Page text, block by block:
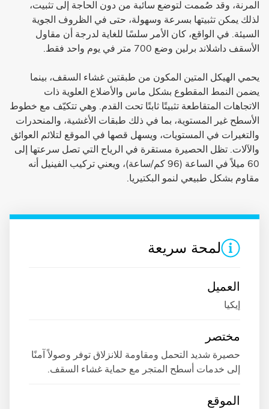
المرنة، وقد صُممت لتوضع سائبة من دون الحاجة إلى تثبيت،
لذلك يمكن تثبيتها بسرعة وسهولة، حتى في الظروف الجوية
السيئة. في الواقع، كان الأمر سلسًا للغاية لدرجة أن مقاول
الأسقف داشلاند برلين وضع 700 متر في يوم واحد فقط.
يحمي الهيكل المتين المكون من طبقتين غشاء السقف، بينما
يضمن النمط المقطوع بشكل ماس والأضلاع العلوية ذات
الاتجاهات المتقاطعة تثبيتًا ثابتًا تحت القدم. وهي تتكيّف مع خطوط
الأسطح غير المستوية، بما في ذلك طبقات الأغشية، والمنحدرات
والتغيرات في المستويات، ويسهل قصها في الموقع لتلائم العوائق
والآلات. تظل الحصيرة مستقرة في الرياح التي تصل سرعتها إلى
60 ميلاً في الساعة (96 كم/ساعة)، ويعني تركيب الفينيل أنه
مقاوم بشكل طبيعي لنمو البكتيريا.
لمحة سريعة
العميل
إيكيا
مختصر
حصيرة شديد التحمل ومقاومة للانزلاق توفر وصولاً آمنًا
إلى خدمات أسطح المتجر مع حماية غشاء السقف.
الموقع